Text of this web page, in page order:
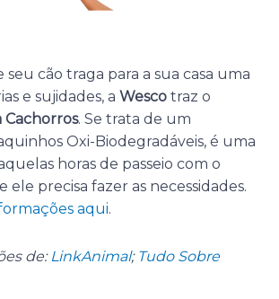
seu cão traga para a sua casa uma
e sujidades, a Wesco traz o
Cachorros. Se trata de um
Oxi-Biodegradáveis, é uma
horas de passeio com o
ele precisa fazer as necessidades.
aqui.
de: LinkAnimal; Tudo Sobre